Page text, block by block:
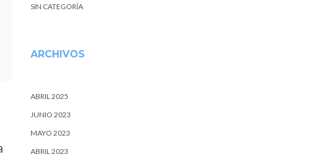
SIN CATEGORÍA
ARCHIVOS
ABRIL 2025
JUNIO 2023
MAYO 2023
ABRIL 2023